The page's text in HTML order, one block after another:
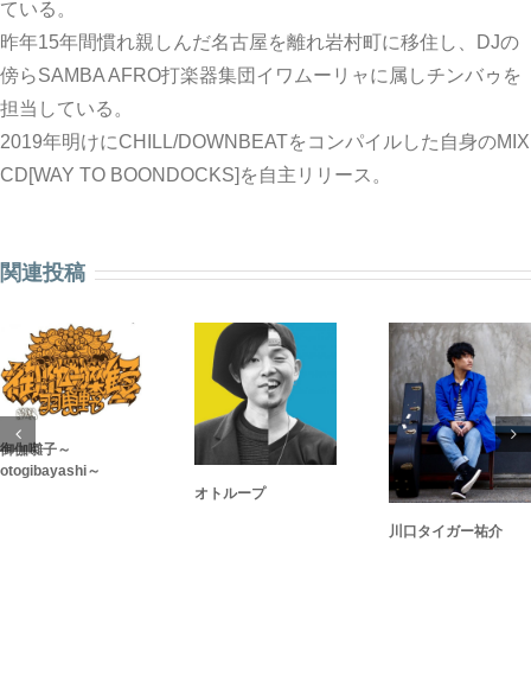
ている。
昨年15年間慣れ親しんだ名古屋を離れ岩村町に移住し、DJの
傍らSAMBA AFRO打楽器集団イワムーリャに属しチンバゥを
担当している。
2019年明けにCHILL/DOWNBEATをコンパイルした自身のMIX
CD[WAY TO BOONDOCKS]を自主リリース。
関連投稿
御伽囃子～
otogibayashi～
オトループ
川口タイガー祐介